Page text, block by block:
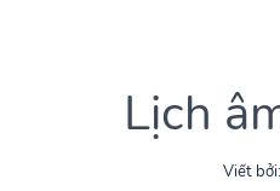
Lịch
Viết bởi: